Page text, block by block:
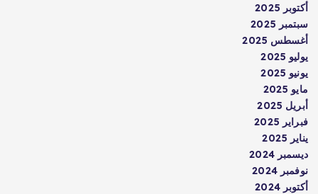
أكتوبر 2025
سبتمبر 2025
أغسطس 2025
يوليو 2025
يونيو 2025
مايو 2025
أبريل 2025
فبراير 2025
يناير 2025
ديسمبر 2024
نوفمبر 2024
أكتوبر 2024